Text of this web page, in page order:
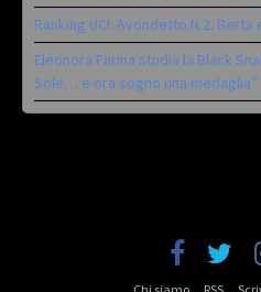
Ranking UCI: Avondetto N.2. Berta
Eleonora Farina studia la Black
Sole… e ora sogno una medaglia”